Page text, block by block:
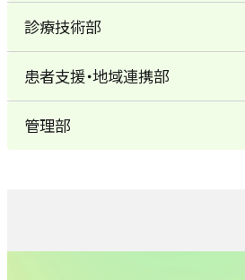
糖尿病内科
消化器内科
看護部
診療技術部
回復期リハビリテーション病棟
リハビリテーション室
栄養管理室
患者支援・地域連携部
訪問看護室
管理部